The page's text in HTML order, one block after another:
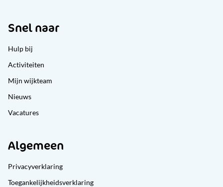
Snel naar
Hulp bij
Activiteiten
Mijn wijkteam
Nieuws
Vacatures
Algemeen
Privacyverklaring
Toegankelijkheidsverklaring